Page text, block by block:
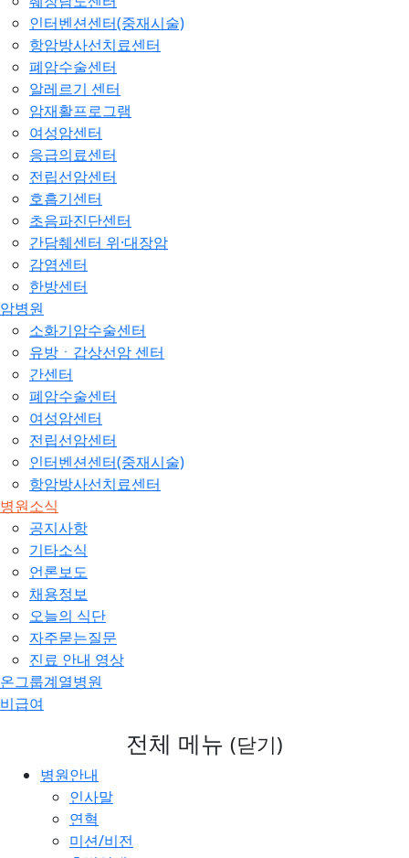
인터벤션센터(중재시술)
항암방사선치료센터
폐암수술센터
알레르기 센터
암재활프로그램
여성암센터
응급의료센터
전립선암센터
호흡기센터
초음파진단센터
간담췌센터 위·대장암
감염센터
한방센터
암병원
소화기암수술센터
유방ㆍ갑상선암 센터
간센터
폐암수술센터
여성암센터
전립선암센터
인터벤션센터(중재시술)
항암방사선치료센터
병원소식
공지사항
기타소식
언론보도
채용정보
오늘의 식단
자주묻는질문
진료 안내 영상
온그룹계열병원
비급여
전체 메뉴 (닫기)
병원안내
인사말
연혁
미션/비전